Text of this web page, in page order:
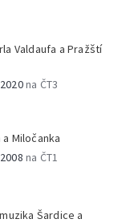
Valdaufa a Pražští
na ČT3
Miločanka
na ČT1
Šardice a